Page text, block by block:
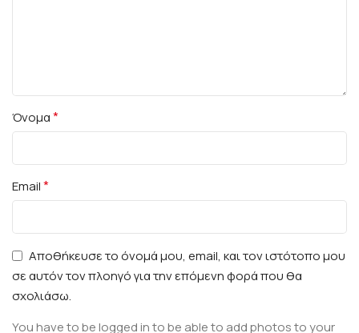
Όνομα*
Email*
Αποθήκευσε το όνομά μου, email, και τον ιστότοπο μου
σε αυτόν τον πλοηγό για την επόμενη φορά που θα
σχολιάσω.
You have to be logged in to be able to add photos to your